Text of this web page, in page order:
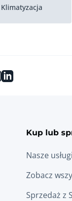
Klimatyzacja
instagram
linkedin
Kup lub
Nasze usługi
Zobacz
Sprzedaż z